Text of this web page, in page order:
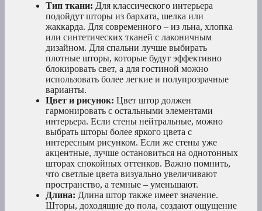
Тип ткани: Для классического интерьера
подойдут шторы из бархата, шелка или
жаккарда. Для современного – из льна, хлопка
или синтетических тканей с лаконичным
дизайном. Для спальни лучше выбирать
плотные шторы, которые будут эффективно
блокировать свет, а для гостиной можно
использовать более легкие и полупрозрачные
варианты.
Цвет и рисунок: Цвет штор должен
гармонировать с остальными элементами
интерьера. Если стены нейтральные, можно
выбрать шторы более яркого цвета с
интересным рисунком. Если же стены уже
акцентные, лучше остановиться на однотонных
шторах спокойных оттенков. Важно помнить,
что светлые цвета визуально увеличивают
пространство, а темные – уменьшают.
Длина: Длина штор также имеет значение.
Шторы, доходящие до пола, создают ощущение